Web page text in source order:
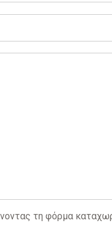
τη φόρμα